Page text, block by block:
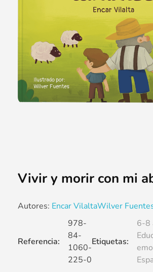
Vivir y morir con mi
Autores: Encar VilaltaWilver
Referencia:
978-
84-
1060-
225-0
Etiquetas:
6-8